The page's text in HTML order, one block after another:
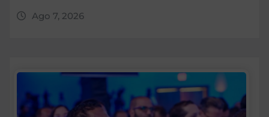
Ago 7, 2026